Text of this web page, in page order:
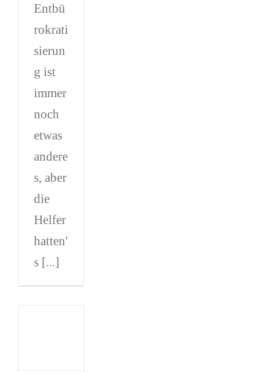
Entbü
rokrati
sierun
g ist
immer
noch
etwas
andere
s, aber
die
Helfer
hatten'
s [...]